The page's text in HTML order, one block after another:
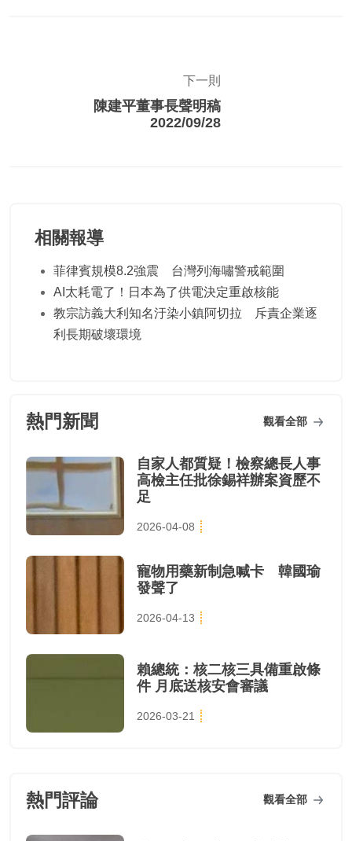
下一則
陳建平董事長聲明稿
2022/09/28
相關報導
菲律賓規模8.2強震 台灣列海嘯警戒範圍
AI太耗電了！日本為了供電決定重啟核能
教宗訪義大利知名汙染小鎮阿切拉 斥責企業逐
利長期破壞環境
熱門新聞 觀看全部
自家人都質疑！檢察總長人事
高檢主任批徐錫祥辦案資歷不
足
2026-04-08
寵物用藥新制急喊卡 韓國瑜
發聲了
2026-04-13
賴總統：核二核三具備重啟條
件 月底送核安會審議
2026-03-21
熱門評論 觀看全部